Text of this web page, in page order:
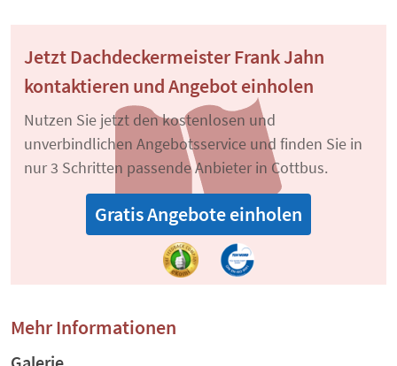
Jetzt Dachdeckermeister Frank Jahn
kontaktieren und Angebot einholen
Nutzen Sie jetzt den kostenlosen und
unverbindlichen Angebotsservice und finden Sie in
nur 3 Schritten passende Anbieter in Cottbus.
Gratis Angebote einholen
Mehr Informationen